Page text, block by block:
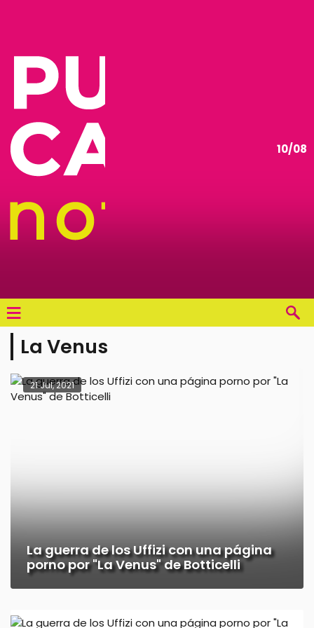
10/08
≡
La Venus
21 Jul, 2021
La guerra de los Uffizi con una página
porno por "La Venus" de Botticelli